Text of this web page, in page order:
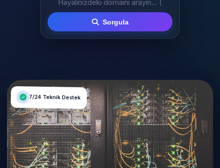
Sorgula
7/24 Teknik Destek